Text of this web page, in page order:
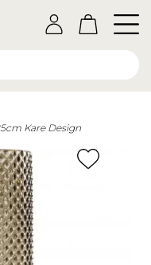
Kare Design